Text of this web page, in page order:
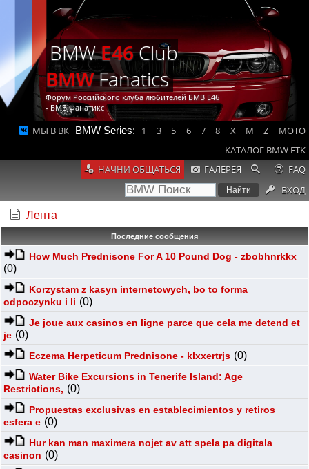
BMWE46Club
BMWFanatics
Форум Российского клуба любителей БМВ Е46
- БМВ Фанатикс
МЫ В ВК BMW Series: 1 3 5 6 7 8 X M Z
MOTO
КАТАЛОГ BMW ETK
НАЧНИ ОБЩАТЬСЯ
ГАЛЕРЕЯ
FAQ
ВХОД
Лента
Последние сообщения
How Much Prednisone For A 10 Pound Dog - zbobhnrkkx
(0)
Korzystam z kasyn internetowych, bo to forma
odpoczynku i li (0)
Je joue aux casinos en ligne parce que cela me detend et
je (0)
Eczema Herpeticum Prednisone - klxxertrjs (0)
Water Bike Excursions in Tenerife Island: Age
Restrictions, (0)
Propuestas exclusivas en establecimientos y retiros
esfera e (0)
Hur kan man maximera nojet av att spela pa digitala
casinon (0)